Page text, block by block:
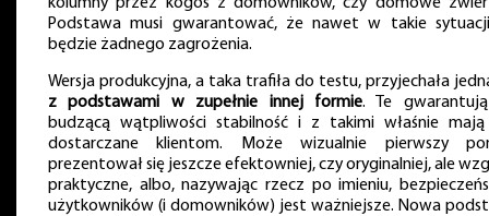
Podstawa musi gwarantować, że nawet w takie
będzie żadnego zagrożenia.
Wersja produkcyjna, a taka trafiła do testu, przyjechała
z podstawami w zupełnie innej formie. Te
budzącą wątpliwości stabilność i z takimi właśnie
dostarczane klientom. Może wizualnie pierwszy
prezentował się jeszcze efektowniej, czy oryginalniej, ale
praktyczne, albo, nazywając rzecz po imieniu,
użytkowników (i domowników) jest ważniejsze. Nowa